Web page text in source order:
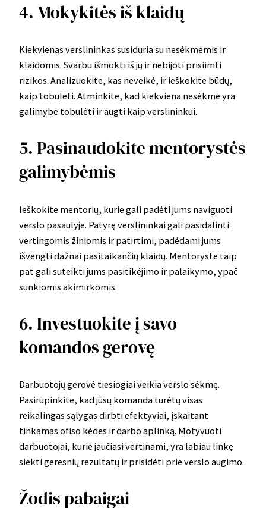
4. Mokykitės iš klaidų
Kiekvienas verslininkas susiduria su nesėkmėmis ir
klaidomis. Svarbu išmokti iš jų ir nebijoti prisiimti
rizikos. Analizuokite, kas neveikė, ir ieškokite būdų,
kaip tobulėti. Atminkite, kad kiekviena nesėkmė yra
galimybė tobulėti ir augti kaip verslininkui.
5. Pasinaudokite mentorystės
galimybėmis
Ieškokite mentorių, kurie gali padėti jums naviguoti
verslo pasaulyje. Patyrę verslininkai gali pasidalinti
vertingomis žiniomis ir patirtimi, padėdami jums
išvengti dažnai pasitaikančių klaidų. Mentorystė taip
pat gali suteikti jums pasitikėjimo ir palaikymo, ypač
sunkiomis akimirkomis.
6. Investuokite į savo
komandos gerovę
Darbuotojų gerovė tiesiogiai veikia verslo sėkmę.
Pasirūpinkite, kad jūsų komanda turėtų visas
reikalingas sąlygas dirbti efektyviai, įskaitant
tinkamas ofiso kėdes ir darbo aplinką. Motyvuoti
darbuotojai, kurie jaučiasi vertinami, yra labiau linkę
siekti geresnių rezultatų ir prisidėti prie verslo augimo.
Žodis pabaigai